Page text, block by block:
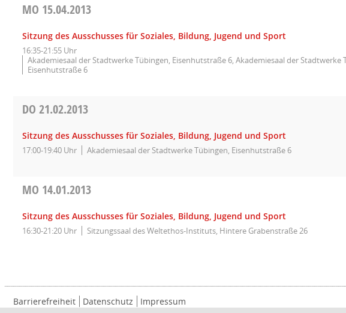
MO 15.04.2013
Sitzung des Ausschusses für Soziales, Bildung, Jugend und Sport
16:35-21:55 Uhr
Akademiesaal der Stadtwerke Tübingen, Eisenhutstraße 6, Akademiesaal der Stadtwerke
Eisenhutstraße 6
DO21.02.2013
Sitzung des Ausschusses für Soziales, Bildung, Jugend und Sport
17:00-19:40 Uhr Akademiesaal der Stadtwerke Tübingen, Eisenhutstraße 6
MO 14.01.2013
Sitzung des Ausschusses für Soziales, Bildung, Jugend und Sport
16:30-21:20 Uhr Sitzungssaal des Weltethos-Instituts, Hintere Grabenstraße 26
Barrierefreiheit Datenschutz Impressum